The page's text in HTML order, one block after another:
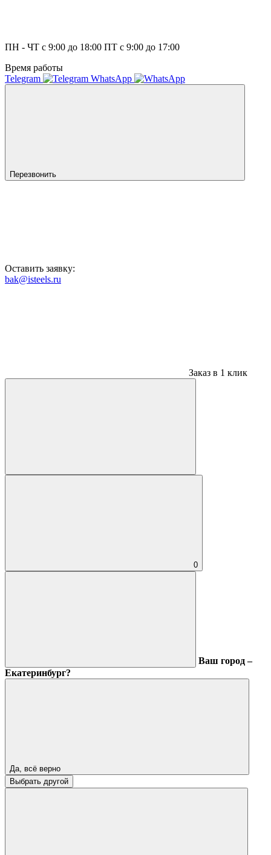
ПН - ЧТ с 9:00 до 18:00 ПТ с 9:00 до 17:00
Время работы
Telegram
WhatsApp
Перезвонить
Оставить заявку:
bak@isteels.ru
Заказ в 1 клик
0
Ваш город –
Екатеринбург?
Да, всё верно
Выбрать другой